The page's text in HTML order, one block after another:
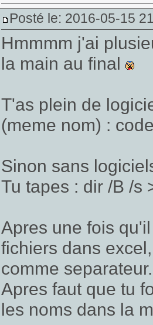
Posté le: 2016-05-15
Hmmmm j'ai
la main au final
T'as plein de
(meme nom) :
Sinon sans
Tu tapes : dir /B /s
Apres une fois
fichiers dans
comme separateur.
Apres faut que tu
les noms dans la